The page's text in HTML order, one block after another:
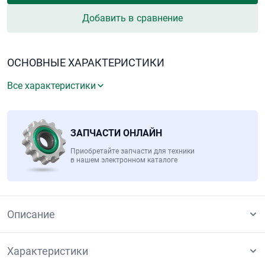
Добавить в сравнение
ОСНОВНЫЕ ХАРАКТЕРИСТИКИ
Все характеристики
ЗАПЧАСТИ ОНЛАЙН
Приобретайте запчасти для техники
в нашем электронном каталоге
Описание
Характеристики